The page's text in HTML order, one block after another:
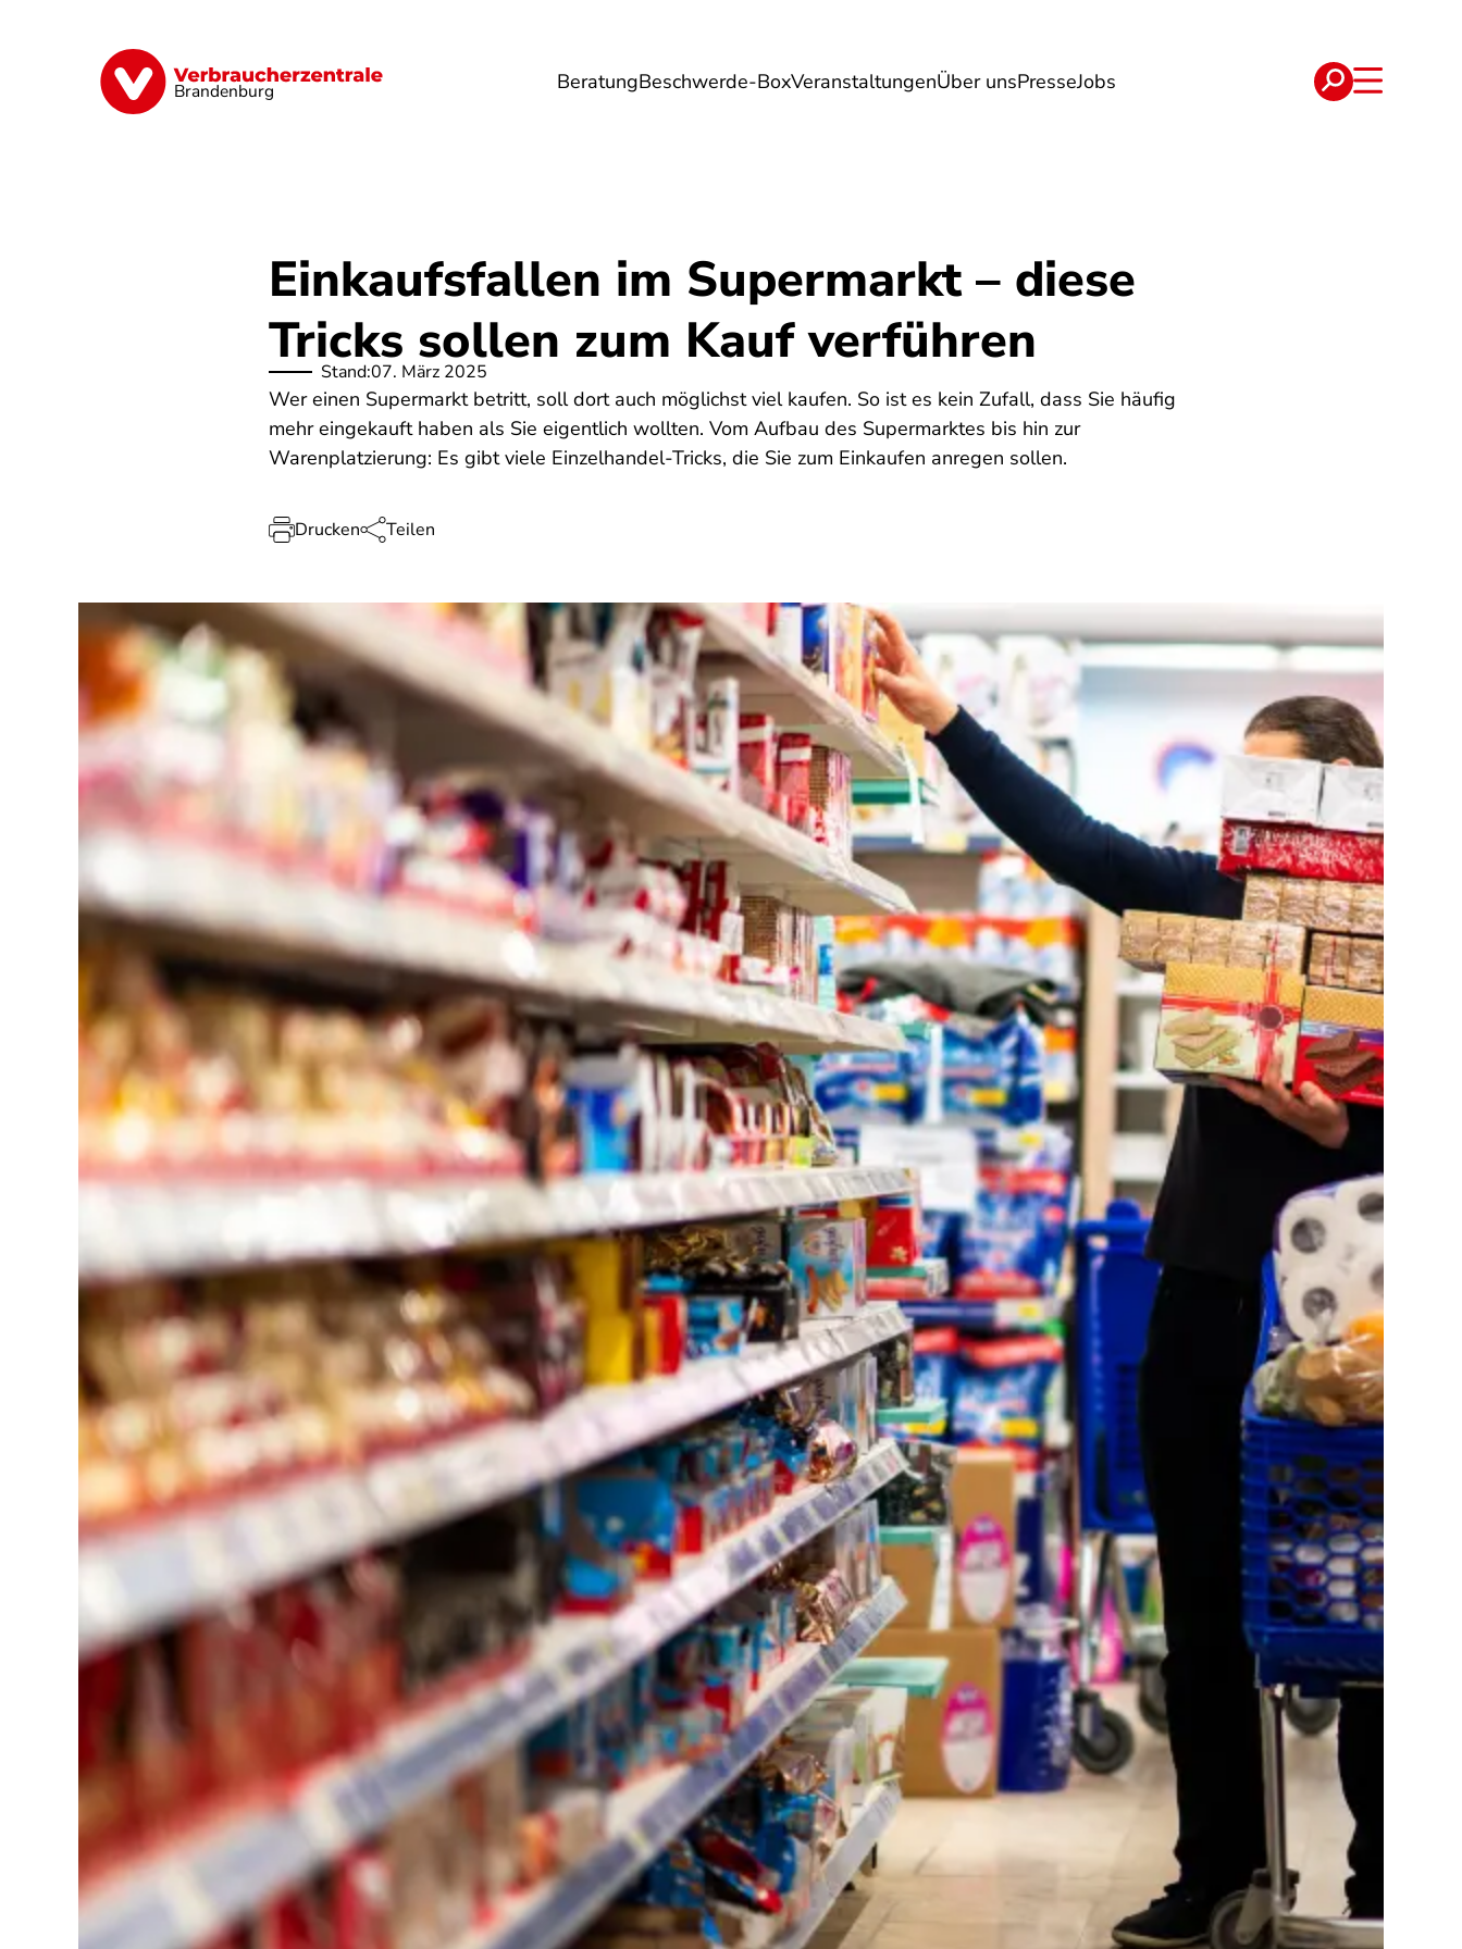
Brandenburg BeratungBeschwerde-BoxVeranstaltungenÜber unsPresseJobs
Finanzen Digitales Lebensmittel Umwelt Gesundheit Energie Reise Verträge
Einkaufsfallen im Supermarkt – diese
Tricks sollen zum Kauf verführen
Stand:07. März 2025
Wer einen Supermarkt betritt, soll dort auch möglichst viel kaufen. So ist es kein Zufall, dass Sie häufig
mehr eingekauft haben als Sie eigentlich wollten. Vom Aufbau des Supermarktes bis hin zur
Warenplatzierung: Es gibt viele Einzelhandel-Tricks, die Sie zum Einkaufen anregen sollen.
Drucken Teilen